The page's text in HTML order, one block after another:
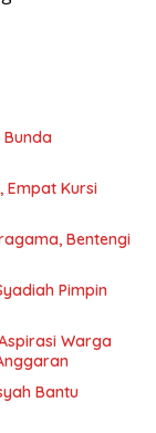
Bunda
Empat Kursi
Bentengi
Pimpin
Warga
Bantu